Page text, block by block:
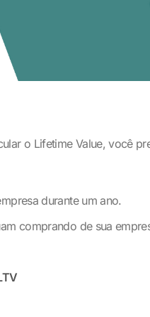
o Lifetime Value, você
durante um ano.
comprando de sua